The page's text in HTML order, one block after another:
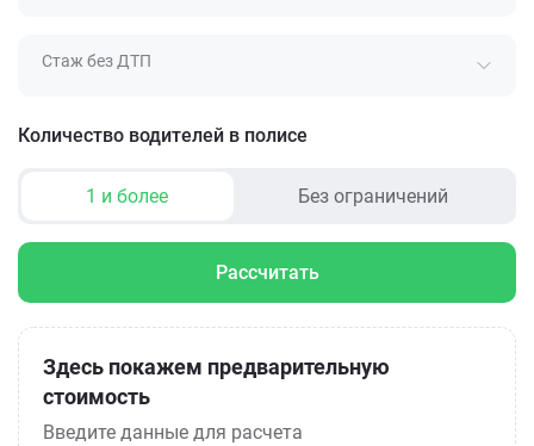
Стаж без ДТП
Количество водителей в полисе
1 и более Без ограничений
Рассчитать
Здесь покажем предварительную
стоимость
Введите данные для расчета